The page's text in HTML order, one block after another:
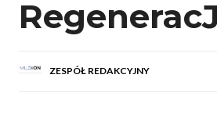
ZESPÓŁ REDAKCYJNY